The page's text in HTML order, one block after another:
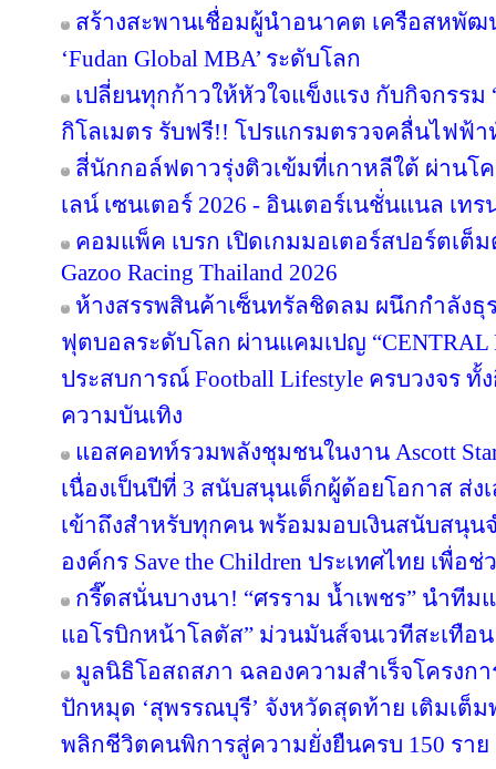
สร้างสะพานเชื่อมผู้นำอนาคต เครือสหพั
‘Fudan Global MBA’ ระดับโลก
เปลี่ยนทุกก้าวให้หัวใจแข็งแรง กับกิจกรรม
กิโลเมตร รับฟรี!! โปรแกรมตรวจคลื่นไฟฟ้า
สี่นักกอล์ฟดาวรุ่งติวเข้มที่เกาหลีใต้ ผ่านโค
เลน์ เซนเตอร์ 2026 - อินเตอร์เนชั่นแนล เท
คอมแพ็ค เบรก เปิดเกมมอเตอร์สปอร์ตเต็
Gazoo Racing Thailand 2026
ห้างสรรพสินค้าเซ็นทรัลชิดลม ผนึกกำลังธุ
ฟุตบอลระดับโลก ผ่านแคมเปญ “CENTRAL
ประสบการณ์ Football Lifestyle ครบวงจร
ความบันเทิง
แอสคอทท์รวมพลังชุมชนในงาน Ascott Star
เนื่องเป็นปีที่ 3 สนับสนุนเด็กผู้ด้อยโอกาส ส่
เข้าถึงสำหรับทุกคน พร้อมมอบเงินสนับสนุน
องค์กร Save the Children ประเทศไทย เพื่อ
กรี๊ดสนั่นบางนา! “ศรราม น้ำเพชร” นำทีม
แอโรบิกหน้าโลตัส” ม่วนมันส์จนเวทีสะเทือน
มูลนิธิโอสถสภา ฉลองความสำเร็จโครงก
ปักหมุด ‘สุพรรณบุรี’ จังหวัดสุดท้าย เติมเต็
พลิกชีวิตคนพิการสู่ความยั่งยืนครบ 150 ราย